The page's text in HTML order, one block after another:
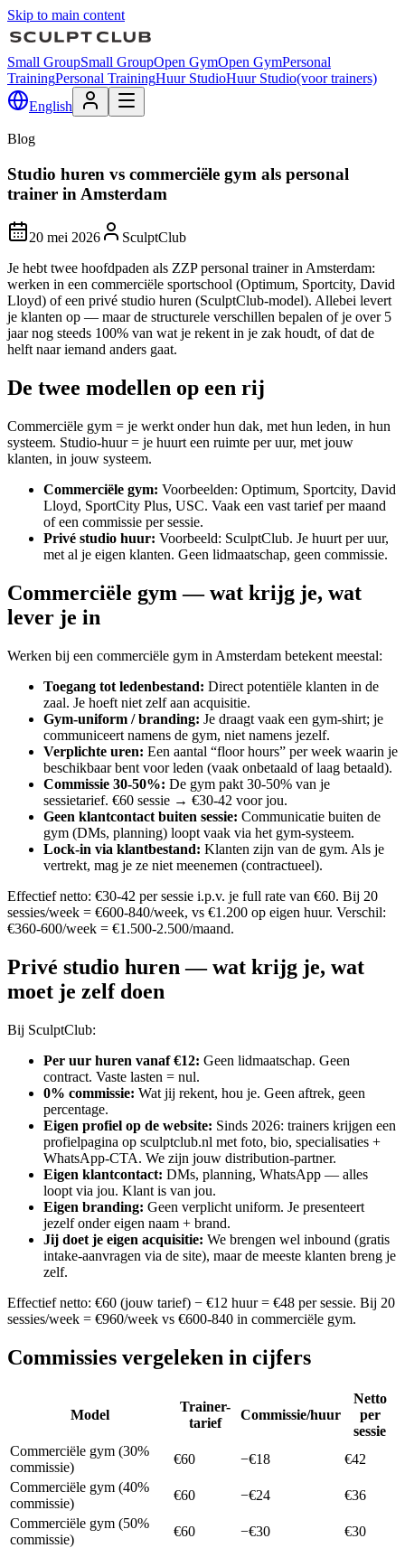
Skip to main content
Small GroupSmall GroupOpen GymOpen GymPersonal
TrainingPersonal TrainingHuur StudioHuur Studio(voor trainers)
English
Blog
Studio huren vs commerciële gym als personal
trainer in Amsterdam
20 mei 2026
SculptClub
Je hebt twee hoofdpaden als ZZP personal trainer in Amsterdam:
werken in een commerciële sportschool (Optimum, Sportcity, David
Lloyd) of een privé studio huren (SculptClub-model). Allebei levert
je klanten op — maar de structurele verschillen bepalen of je over 5
jaar nog steeds 100% van wat je rekent in je zak houdt, of dat de
helft naar iemand anders gaat.
De twee modellen op een rij
Commerciële gym = je werkt onder hun dak, met hun leden, in hun
systeem. Studio-huur = je huurt een ruimte per uur, met jouw
klanten, in jouw systeem.
Commerciële gym: Voorbeelden: Optimum, Sportcity, David
Lloyd, SportCity Plus, USC. Vaak een vast tarief per maand
of een commissie per sessie.
Privé studio huur: Voorbeeld: SculptClub. Je huurt per uur,
met al je eigen klanten. Geen lidmaatschap, geen commissie.
Commerciële gym — wat krijg je, wat
lever je in
Werken bij een commerciële gym in Amsterdam betekent meestal:
Toegang tot ledenbestand: Direct potentiële klanten in de
zaal. Je hoeft niet zelf aan acquisitie.
Gym-uniform / branding: Je draagt vaak een gym-shirt; je
communiceert namens de gym, niet namens jezelf.
Verplichte uren: Een aantal “floor hours” per week waarin je
beschikbaar bent voor leden (vaak onbetaald of laag betaald).
Commissie 30-50%: De gym pakt 30-50% van je
sessietarief. €60 sessie → €30-42 voor jou.
Geen klantcontact buiten sessie: Communicatie buiten de
gym (DMs, planning) loopt vaak via het gym-systeem.
Lock-in via klantbestand: Klanten zijn van de gym. Als je
vertrekt, mag je ze niet meenemen (contractueel).
Effectief netto: €30-42 per sessie i.p.v. je full rate van €60. Bij 20
sessies/week = €600-840/week, vs €1.200 op eigen huur. Verschil:
€360-600/week = €1.500-2.500/maand.
Privé studio huren — wat krijg je, wat
moet je zelf doen
Bij SculptClub:
Per uur huren vanaf €12: Geen lidmaatschap. Geen
contract. Vaste lasten = nul.
0% commissie: Wat jij rekent, hou je. Geen aftrek, geen
percentage.
Eigen profiel op de website: Sinds 2026: trainers krijgen een
profielpagina op sculptclub.nl met foto, bio, specialisaties +
WhatsApp-CTA. We zijn jouw distribution-partner.
Eigen klantcontact: DMs, planning, WhatsApp — alles
loopt via jou. Klant is van jou.
Eigen branding: Geen verplicht uniform. Je presenteert
jezelf onder eigen naam + brand.
Jij doet je eigen acquisitie: We brengen wel inbound (gratis
intake-aanvragen via de site), maar de meeste klanten breng je
zelf.
Effectief netto: €60 (jouw tarief) − €12 huur = €48 per sessie. Bij 20
sessies/week = €960/week vs €600-840 in commerciële gym.
Commissies vergeleken in cijfers
Model
Trainer-
tarief
Commissie/huur
Netto
per
sessie
Commerciële gym (30%
commissie)
€60 −€18
€42
Commerciële gym (40%
commissie)
€60 −€24
€36
Commerciële gym (50%
commissie)
€60 −€30
€30